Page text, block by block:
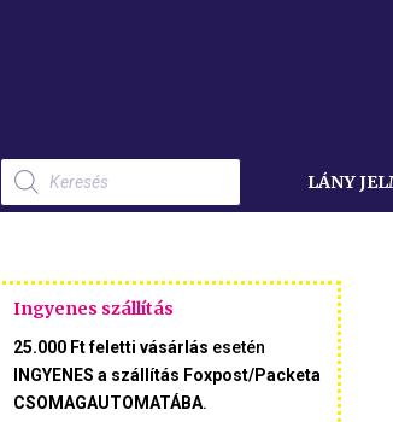
Products
search LÁNY
Ingyenes szállítás
25.000 Ft feletti vásárlás esetén
INGYENES a szállítás Foxpost/Packeta
CSOMAGAUTOMATÁBA.